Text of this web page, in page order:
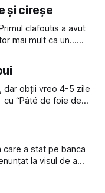
Iar pentru o budincă
și cireșe
clafoutis a avut
mai mult ca un...
prea puțin aluat
dar obții vreo 4-5 zile
“Pâté de foie de
care a stat pe banca
la visul de a